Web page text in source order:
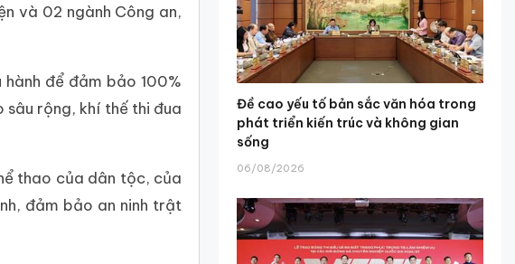
và 02 ngành Công an,
để đảm bảo 100%
rộng, khí thế thi đua
thao của dân tộc, của
đảm bảo an ninh trật
Đề cao yếu tố bản sắc văn hóa trong
phát triển kiến trúc và không gian
sống
06/08/2026